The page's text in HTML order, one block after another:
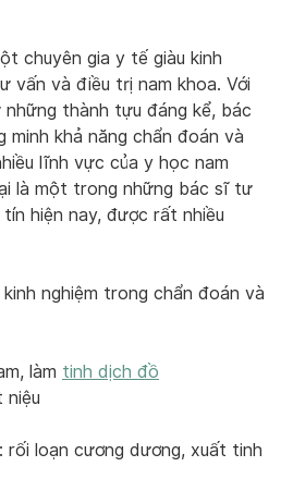
chuyên gia y tế giàu kinh
vấn và điều trị nam khoa. Với
thành tựu đáng kể, bác
khả năng chẩn đoán và
lĩnh vực của y học nam
là một trong những bác sĩ tư
hiện nay, được rất nhiều
nghiệm trong chẩn đoán và
làm tinh dịch đồ
niệu
rối loạn cương dương, xuất tinh